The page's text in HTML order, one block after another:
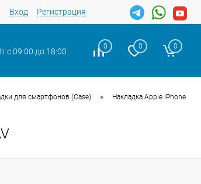
Вход Регистрация
с 09:00 до 18:00
0 0 0
для смартфонов (Case) • Накладка Apple iPhone